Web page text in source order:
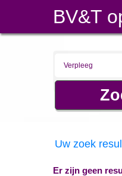
BV&T
Uw zoek
Er zijn geen